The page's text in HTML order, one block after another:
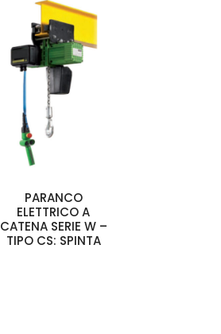
PARANCO
ELETTRICO A
CATENA SERIE W –
TIPO CS: SPINTA